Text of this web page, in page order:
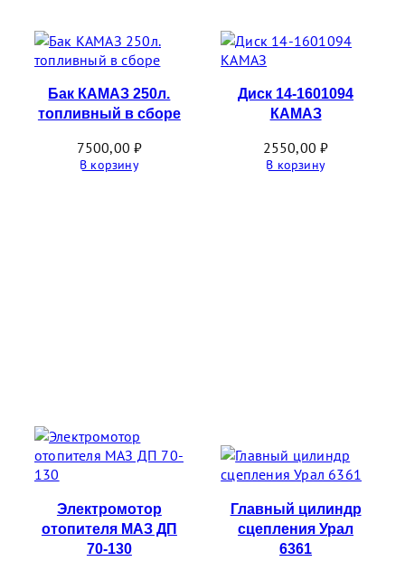
Бак КАМАЗ 250л.
топливный в сборе
7500,00₽
В корзину
Диск 14-1601094
КАМАЗ
2550,00₽
В корзину
Электромотор
отопителя МАЗ ДП
70-130
Главный цилиндр
сцепления Урал
6361